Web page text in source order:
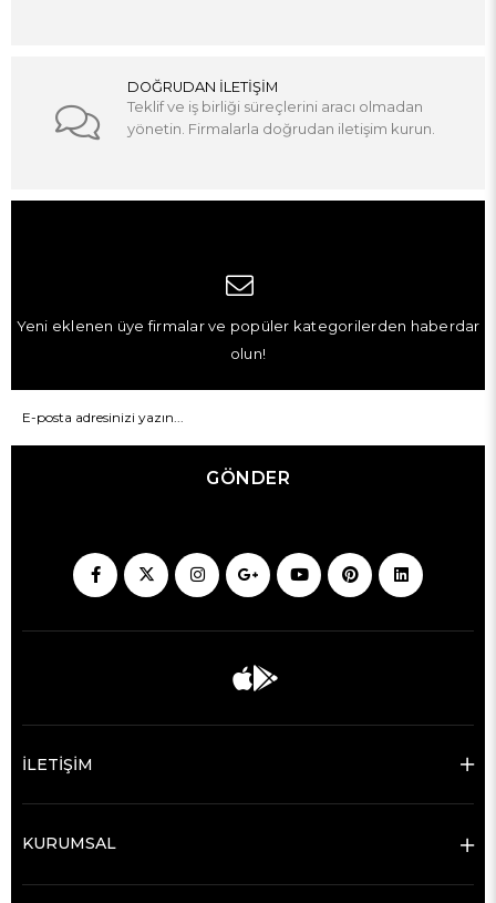
DOĞRUDAN İLETİŞİM
Teklif ve iş birliği süreçlerini aracı olmadan
yönetin. Firmalarla doğrudan iletişim kurun.
Yeni eklenen üye firmalar ve popüler kategorilerden haberdar
olun!
GÖNDER
İLETİŞİM
KURUMSAL